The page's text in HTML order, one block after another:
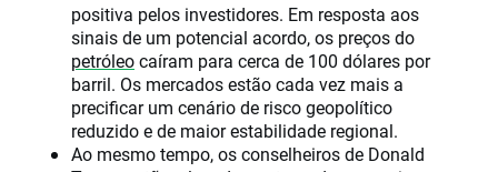
positiva pelos investidores. Em resposta aos
sinais de um potencial acordo, os preços do
petróleocaíram para cerca de 100 dólares por
barril. Os mercados estão cada vez mais a
precificar um cenário de risco geopolítico
reduzido e de maior estabilidade regional.
Ao mesmo tempo, os conselheiros de Donald